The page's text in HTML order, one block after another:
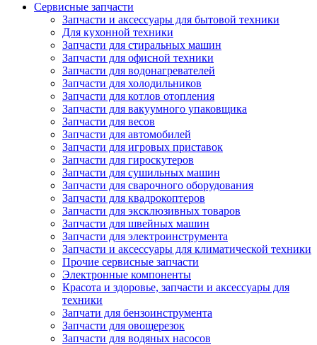
Сервисные запчасти
Запчасти и аксессуары для бытовой техники
Для кухонной техники
Запчасти для стиральных машин
Запчасти для офисной техники
Запчасти для водонагревателей
Запчасти для холодильников
Запчасти для котлов отопления
Запчасти для вакуумного упаковщика
Запчасти для весов
Запчасти для автомобилей
Запчасти для игровых приставок
Запчасти для гироскутеров
Запчасти для сушильных машин
Запчасти для сварочного оборудования
Запчасти для квадрокоптеров
Запчасти для эксклюзивных товаров
Запчасти для швейных машин
Запчасти для электроинструмента
Запчасти и аксессуары для климатической техники
Прочие сервисные запчасти
Электронные компоненты
Красота и здоровье, запчасти и аксессуары для
техники
Запчати для бензоинструмента
Запчасти для овощерезок
Запчасти для водяных насосов